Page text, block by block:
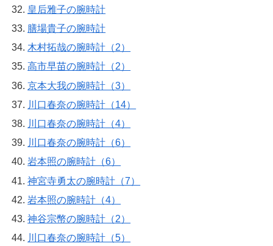
皇后雅子の腕時計
膳場貴子の腕時計
木村拓哉の腕時計（2）
高市早苗の腕時計（2）
京本大我の腕時計（3）
川口春奈の腕時計（14）
川口春奈の腕時計（4）
川口春奈の腕時計（6）
岩本照の腕時計（6）
神宮寺勇太の腕時計（7）
岩本照の腕時計（4）
神谷宗幣の腕時計（2）
川口春奈の腕時計（5）